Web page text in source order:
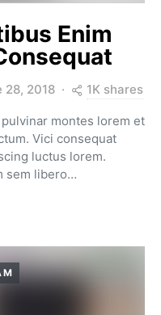
Enim
28, 2018 1K shares
montes lorem et
Vici consequat
luctus lorem.
sem libero…